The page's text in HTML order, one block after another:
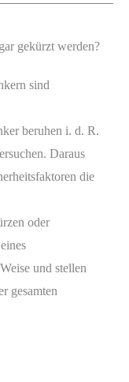
gekürzt werden?
sind
beruhen i. d. R.
Daraus
die
oder
und stellen
gesamten